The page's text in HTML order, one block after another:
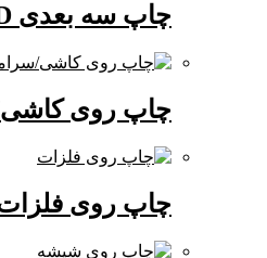
چاپ سه بعدی 3D
چاپ روی کاشی/سرامیک
چاپ روی فلزات